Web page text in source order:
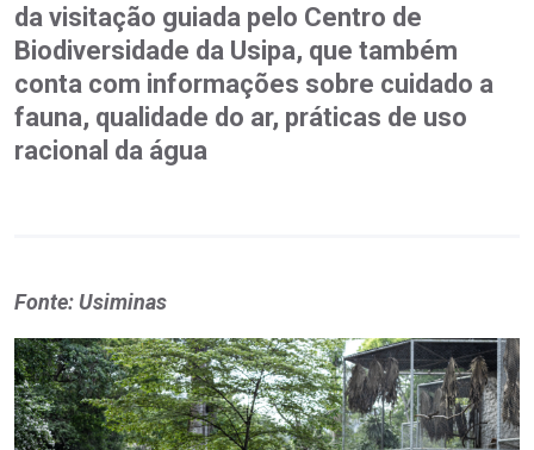
da visitação guiada pelo Centro de
Biodiversidade da Usipa, que também
conta com informações sobre cuidado a
fauna, qualidade do ar, práticas de uso
racional da água
Fonte: Usiminas